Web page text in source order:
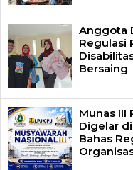
Anggota
Regulasi
Bersaing
Munas III
Digelar di
Bahas